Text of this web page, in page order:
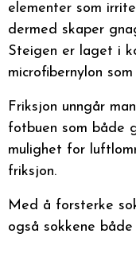
elementer som
dermed skaper
Steigen er laget i
microfibernylon
Friksjon unngår
fotbuen som både
mulighet for
friksjon.
Med å forsterke
også sokkene